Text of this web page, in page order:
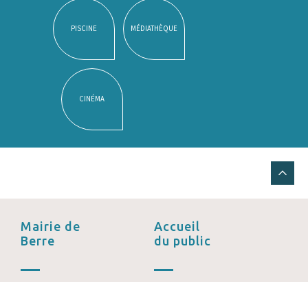
PISCINE MÉDIATHÈQUE
CINÉMA
Mairie de
Berre
Accueil
du public